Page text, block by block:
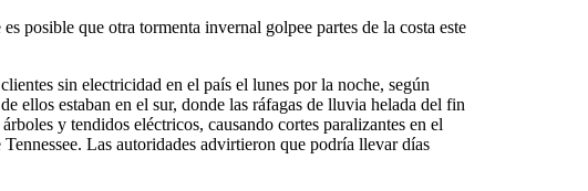
posible que otra tormenta invernal golpee partes de la costa este
sin electricidad en el país el lunes por la noche, según
ellos estaban en el sur, donde las ráfagas de lluvia helada del fin
y tendidos eléctricos, causando cortes paralizantes en el
Las autoridades advirtieron que podría llevar días